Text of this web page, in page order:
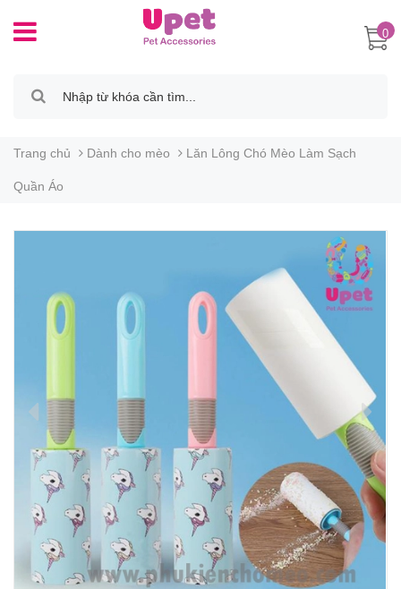
0
Trang chủ Dành cho mèo Lăn Lông Chó Mèo Làm Sạch
Quần Áo